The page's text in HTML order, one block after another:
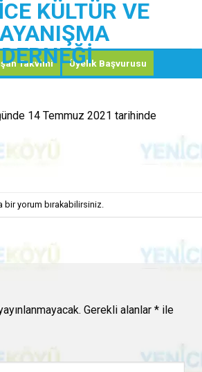
Takvimi Üyelik Başvurusu
14 Temmuz 2021 tarihinde
bir yorum bırakabilirsiniz.
Gerekli alanlar * ile